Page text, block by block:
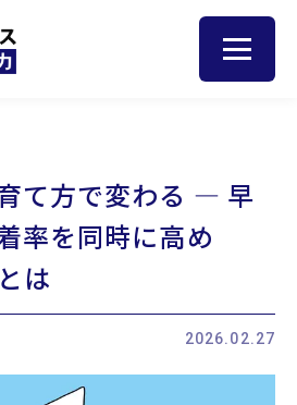
て方で変わる ― 早
率を同時に高め
は
2026.02.27